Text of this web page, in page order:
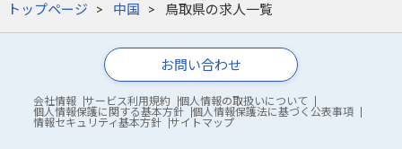
トップページ 中国 鳥取県の求人一覧
お問い合わせ
会社情報 サービス利用規約
個人情報の取扱いについて
個人情報保護に関する基本方針
個人情報保護法に基づく公表事項
情報セキュリティ基本方針
サイトマップ